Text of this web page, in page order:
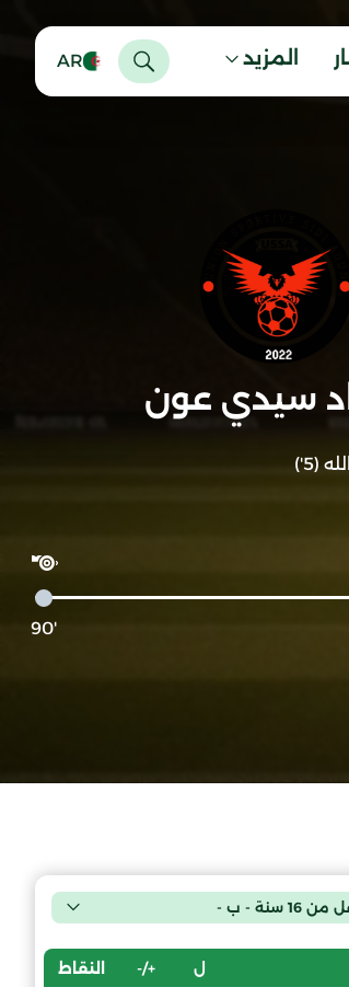
المزيد AR
سيدي عون
(5')
'90
سنة - ب -
ل +/- النقاط